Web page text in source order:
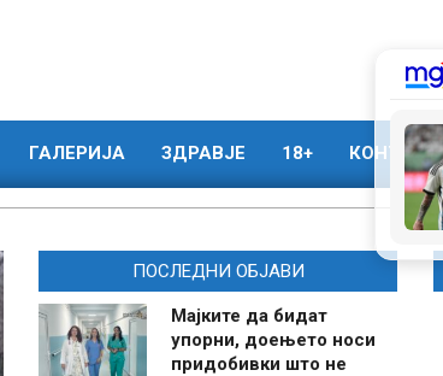
ГАЛЕРИЈА ЗДРАВЈЕ 18+ КОНТАКТ
ПОСЛЕДНИ ОБЈАВИ
Мајките да бидат
упорни, доењето носи
придобивки што не